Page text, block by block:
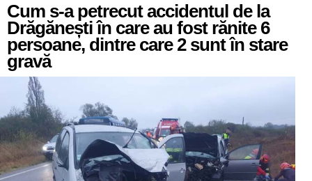
Cum s-a petrecut accidentul de la
Drăgănești în care au fost rănite 6
persoane, dintre care 2 sunt în stare
gravă